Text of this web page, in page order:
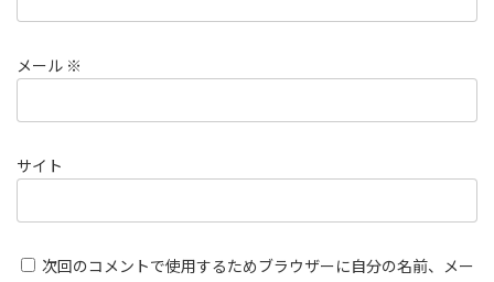
メール ※
サイト
次回のコメントで使用するためブラウザーに自分の名前、メー